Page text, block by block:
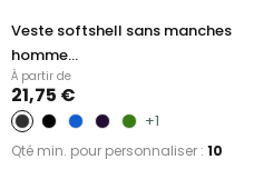
Veste softshell sans manches
homme...
À partir de
21,75 €
+1
Qté min. pour personnaliser : 10